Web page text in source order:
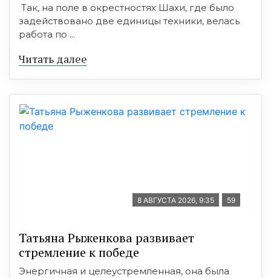
Так, на поле в окрестностях Шахи, где было
задействовано две единицы техники, велась
работа по ...
Читать далее
8 АВГУСТА 2026, 9:35 59
Татьяна Рыженкова развивает
стремление к победе
Энергичная и целеустремленная, она была